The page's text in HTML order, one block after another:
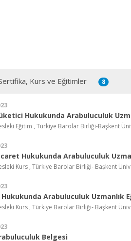
Kurs ve Eğitimler 8
Hukukunda Arabuluculuk
Eğitim , Türkiye Barolar Birliği-Başkent
Hukukunda Arabuluculuk
Kurs , Türkiye Barolar Birliği- Başkent
Hukukunda Arabuluculuk Uzmanlık
Kurs , Türkiye Barolar Birliği- Başkent
Belgesi